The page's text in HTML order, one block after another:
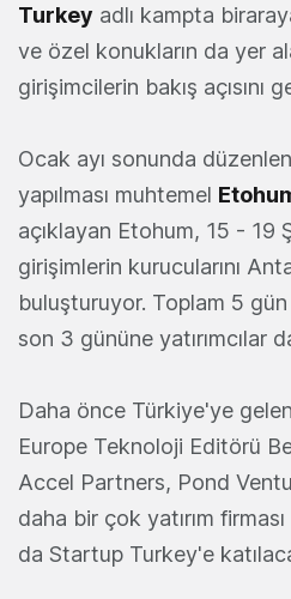
Turkey adlı kampta
ve özel konukların da yer
girişimcilerin bakış açısını
Ocak ayı sonunda
yapılması muhtemel
açıklayan Etohum, 15 - 19
girişimlerin kurucularını
buluşturuyor. Toplam 5
son 3 gününe yatırımcılar
Daha önce Türkiye'ye
Europe Teknoloji Editörü
Accel Partners, Pond
daha bir çok yatırım
da Startup Turkey'e